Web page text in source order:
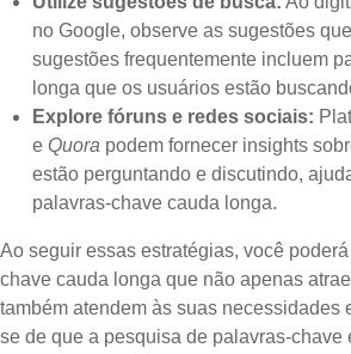
no Google, observe as sugestões
sugestões frequentemente incluem
longa que os usuários estão
Explore fóruns e redes sociais:
eQuora podem fornecer insights
estão perguntando e discutindo,
palavras-chave cauda longa.
Ao seguir essas estratégias, você
chave cauda longa que não apenas
também atendem às suas necessidades
se de que a pesquisa de palavras-chave